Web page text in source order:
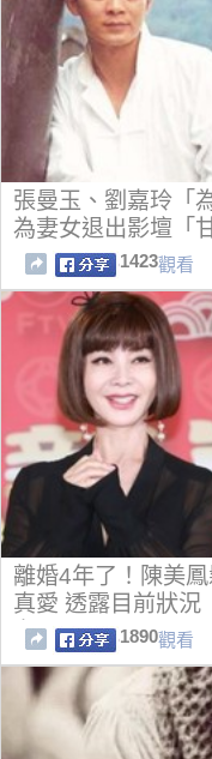
張曼玉、劉嘉玲「
為妻女退出影壇「
1423觀看
離婚4年了！陳美
真愛 透露目前狀況
右
1890觀看